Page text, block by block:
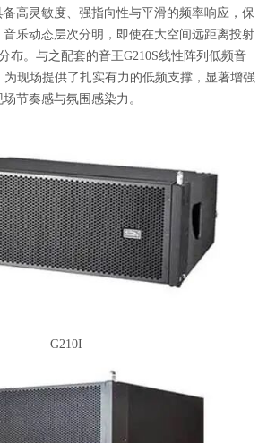
高灵敏度、强指向性与平滑的频率响应，保
乐动态层次分明，即使在大空间远距离投射
布。与之配套的音王G210S线性阵列低频音
为现场提供了扎实有力的低频支撑，显著增强
场节奏感与氛围感染力。
G210I